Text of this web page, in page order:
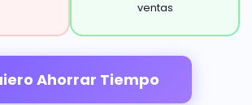
ventas
Ahorrar Tiempo